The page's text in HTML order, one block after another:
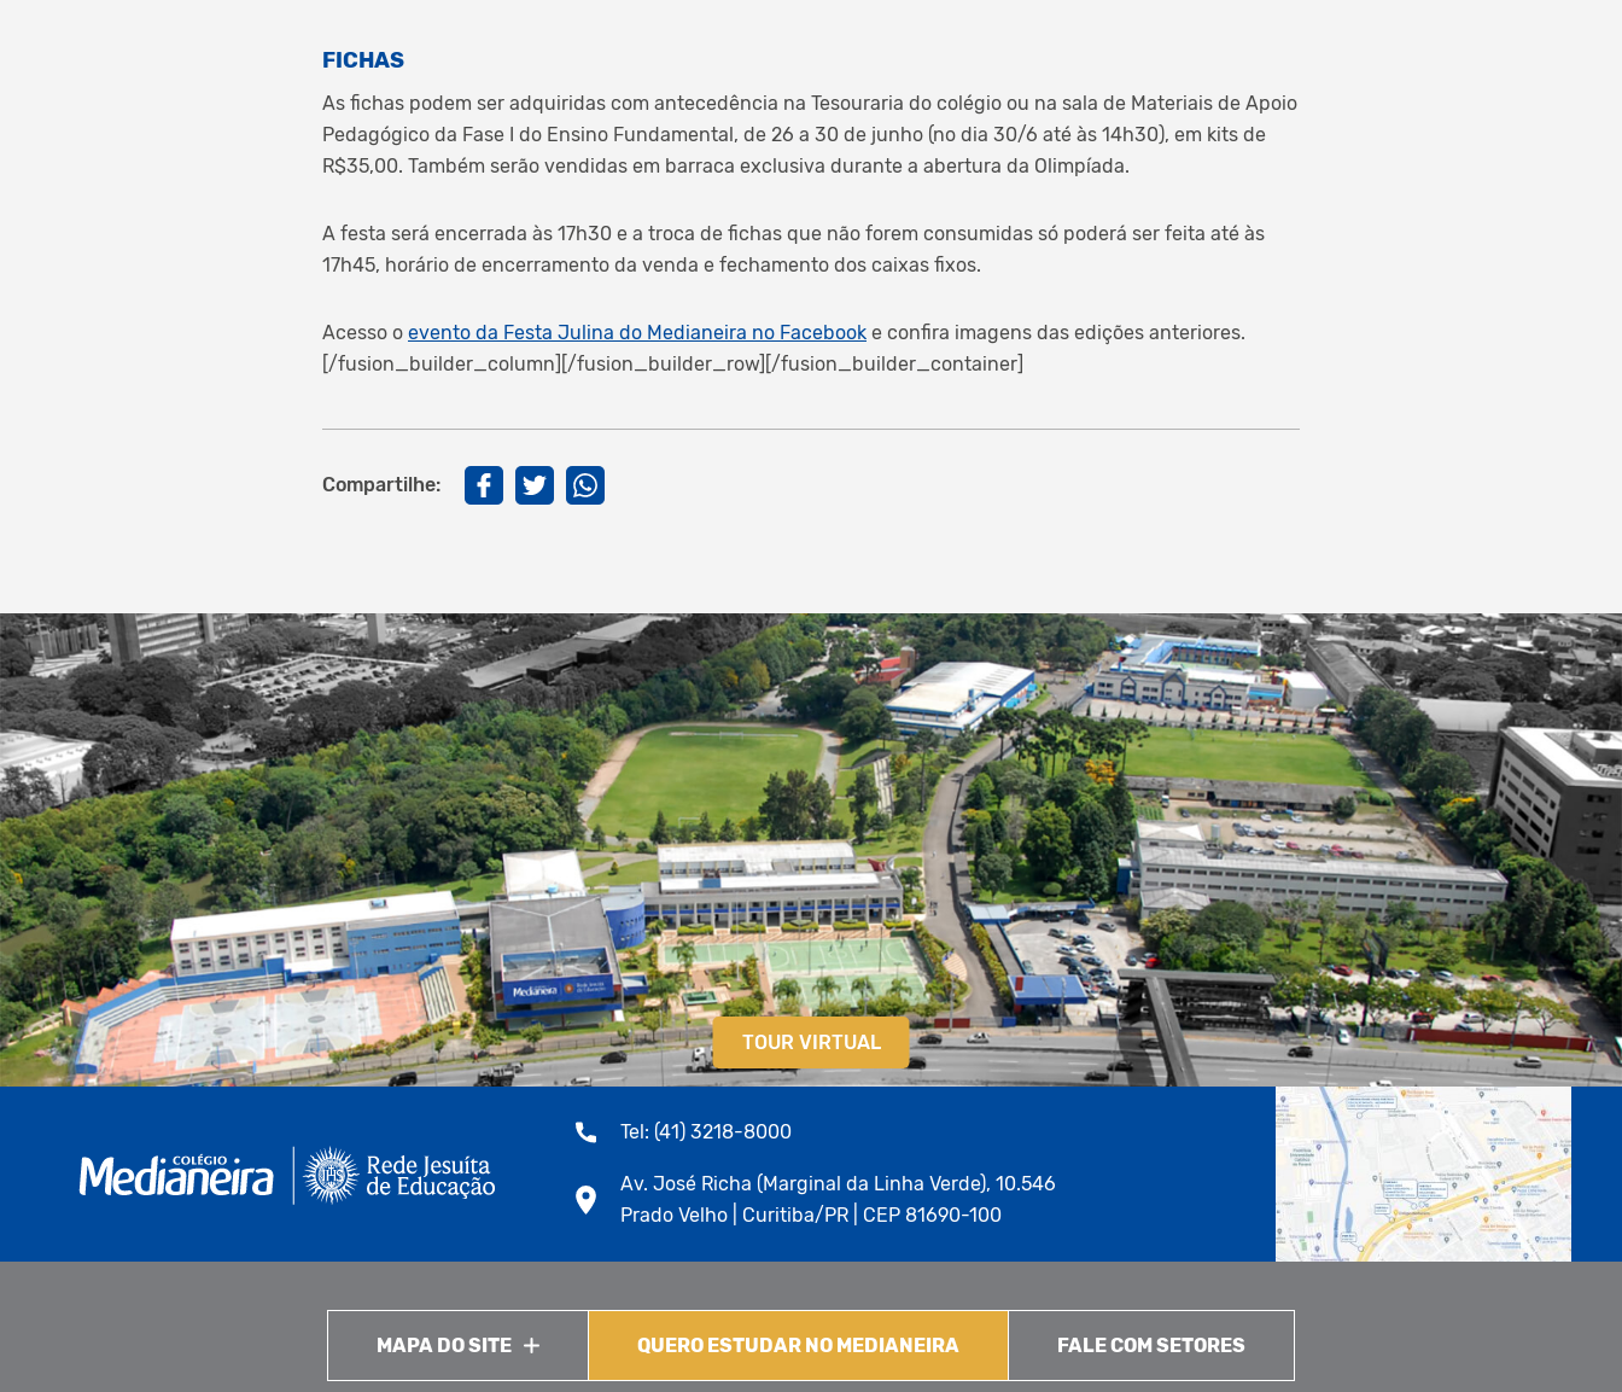
FICHAS
As fichas podem ser adquiridas com antecedência na Tesouraria do colégio ou na sala de Materiais de Apoio
Pedagógico da Fase I do Ensino Fundamental, de 26 a 30 de junho (no dia 30/6 até às 14h30), em kits de
R$35,00. Também serão vendidas em barraca exclusiva durante a abertura da Olimpíada.
A festa será encerrada às 17h30 e a troca de fichas que não forem consumidas só poderá ser feita até às
17h45, horário de encerramento da venda e fechamento dos caixas fixos.
Acesso o evento da Festa Julina do Medianeira no Facebook e confira imagens das edições anteriores.
[/fusion_builder_column][/fusion_builder_row][/fusion_builder_container]
Compartilhe:
TOUR VIRTUAL
Tel: (41) 3218-8000
Av. José Richa (Marginal da Linha Verde), 10.546
Prado Velho | Curitiba/PR | CEP 81690-100
MAPA DO SITE QUERO ESTUDAR NO MEDIANEIRA FALE COM SETORES